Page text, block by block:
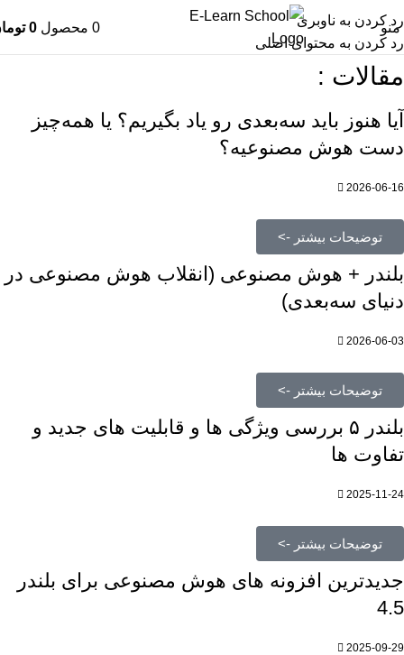
رد کردن به ناوبری
رد کردن به محتوای اصلی
منو 0 محصول 0
مقالات :
آیا هنوز باید سه‌بعدی‌ رو یاد بگیریم؟ یا همه‌چیز
دست هوش مصنوعیه؟
2026-06-16
توضیحات بیشتر ->
بلندر + هوش مصنوعی (انقلاب هوش مصنوعی در
دنیای سه‌بعدی)
2026-06-03
توضیحات بیشتر ->
بلندر ۵ بررسی ویژگی ها و قابلیت های جدید و
تفاوت ها
2025-11-24
توضیحات بیشتر ->
جدیدترین افزونه های هوش مصنوعی برای بلندر
4.5
2025-09-29